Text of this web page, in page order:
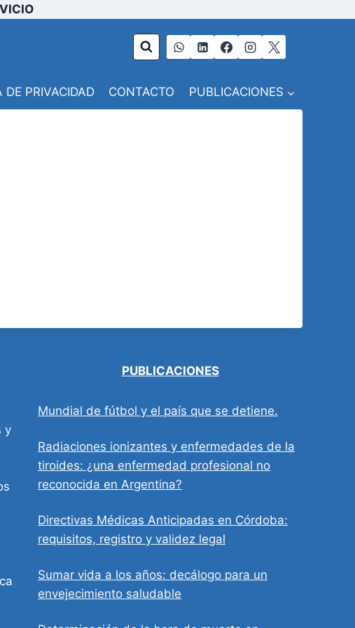
DE PRIVACIDAD CONTACTO PUBLICACIONES
y
PUBLICACIONES
Mundial de fútbol y el país que se detiene.
Radiaciones ionizantes y enfermedades de la
tiroides: ¿una enfermedad profesional no
reconocida en Argentina?
Directivas Médicas Anticipadas en Córdoba:
requisitos, registro y validez legal
Sumar vida a los años: decálogo para un
envejecimiento saludable